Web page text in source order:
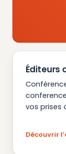
Éditeurs
vos prises
Découvrir